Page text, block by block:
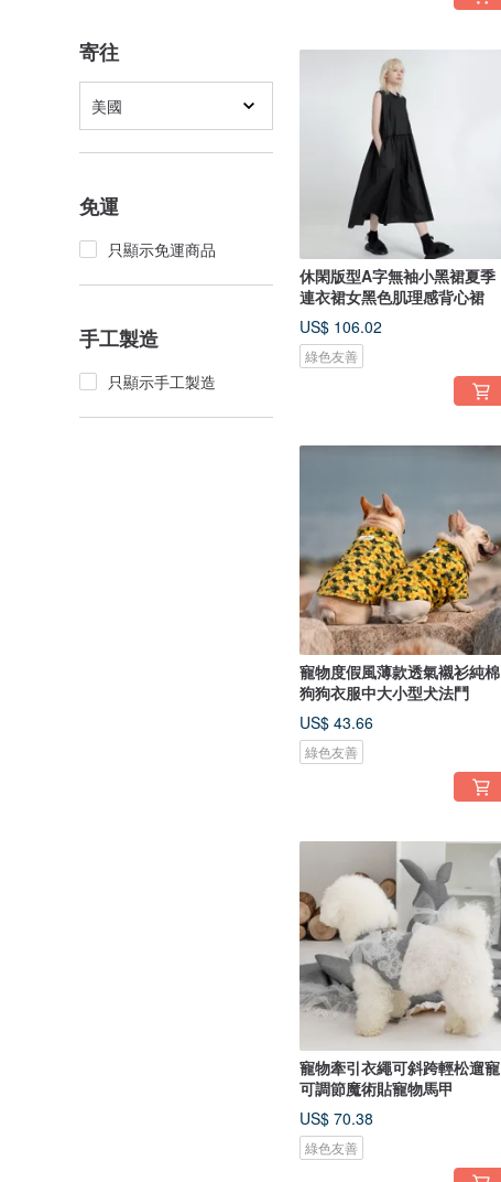
寄往
美國
免運
只顯示免運商品
手工製造
只顯示手工製造
休閑版型A字無袖小黑裙夏季
連衣裙女黑色肌理感背心裙
US$ 106.02
綠色友善
寵物度假風薄款透氣襯衫純棉
狗狗衣服中大小型犬法鬥
US$ 43.66
綠色友善
寵物牽引衣繩可斜跨輕松遛寵
可調節魔術貼寵物馬甲
US$ 70.38
綠色友善